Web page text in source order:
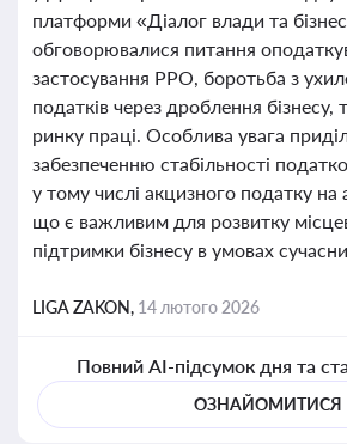
платформи «Діалог влади та
обговорювалися питання
застосування РРО, боротьба з
податків через дроблення бізнесу,
ринку праці. Особлива увага
забезпеченню стабільності
у тому числі акцизного податку на
що є важливим для розвитку
підтримки бізнесу в умовах
LIGA ZAKON, 14 лютого 2026
Повний AI-підсумок дня та
ОЗНАЙОМИТИСЯ